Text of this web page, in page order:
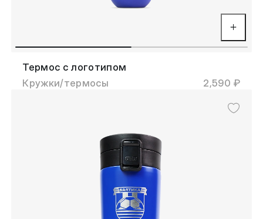
Термос с логотипом
Кружки/термосы
2,590 ₽